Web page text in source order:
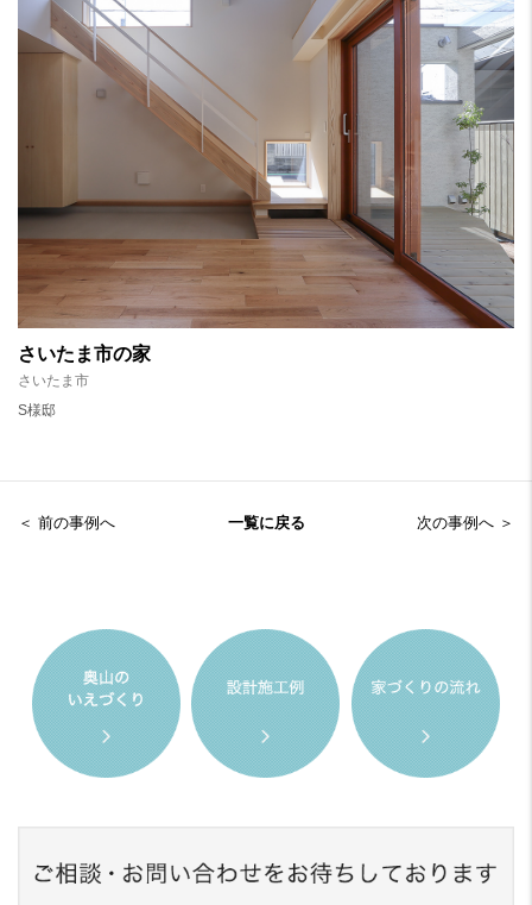
さいたま市の家
さいたま市
S様邸
＜ 前の事例へ 一覧に戻る 次の事例へ ＞